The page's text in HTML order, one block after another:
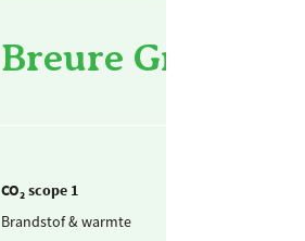
Breure
CO₂ scope 1
Brandstof & warmte